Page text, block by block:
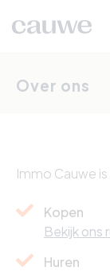
Over ons
Immo Cauwe
Kopen
Bekijk ons
Huren